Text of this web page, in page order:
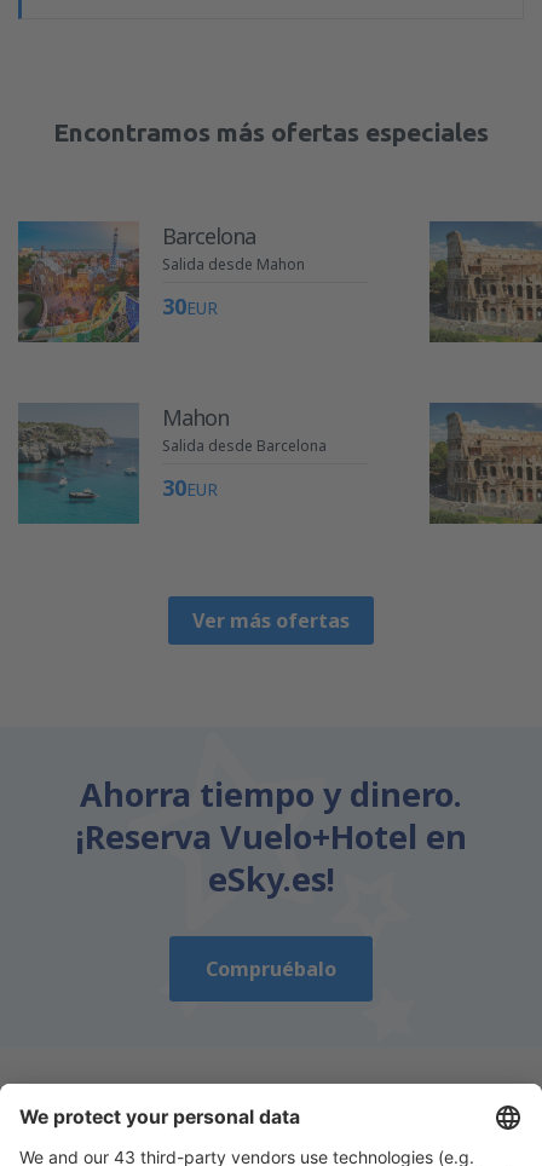
Encontramos más ofertas especiales
Barcelona
Salida desde Mahon
30EUR
Mahon
Salida desde Barcelona
30EUR
Ver más ofertas
Ahorra tiempo y dinero.
¡Reserva Vuelo+Hotel en
eSky.es!
Compruébalo